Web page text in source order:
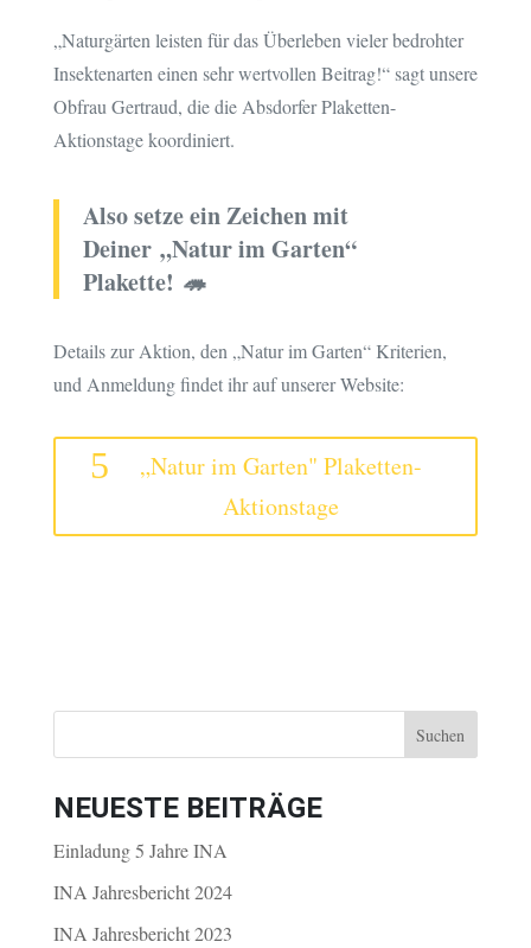
„Naturgärten leisten für das Überleben vieler bedrohter
Insektenarten einen sehr wertvollen Beitrag!“ sagt unsere
Obfrau Gertraud, die die Absdorfer Plaketten-
Aktionstage koordiniert.
Also setze ein Zeichen mit
Deiner „Natur im Garten“
Plakette! 🦔
Details zur Aktion, den „Natur im Garten“ Kriterien,
und Anmeldung findet ihr auf unserer Website:
„Natur im Garten" Plaketten-
Aktionstage
NEUESTE BEITRÄGE
Einladung 5 Jahre INA
INA Jahresbericht 2024
INA Jahresbericht 2023